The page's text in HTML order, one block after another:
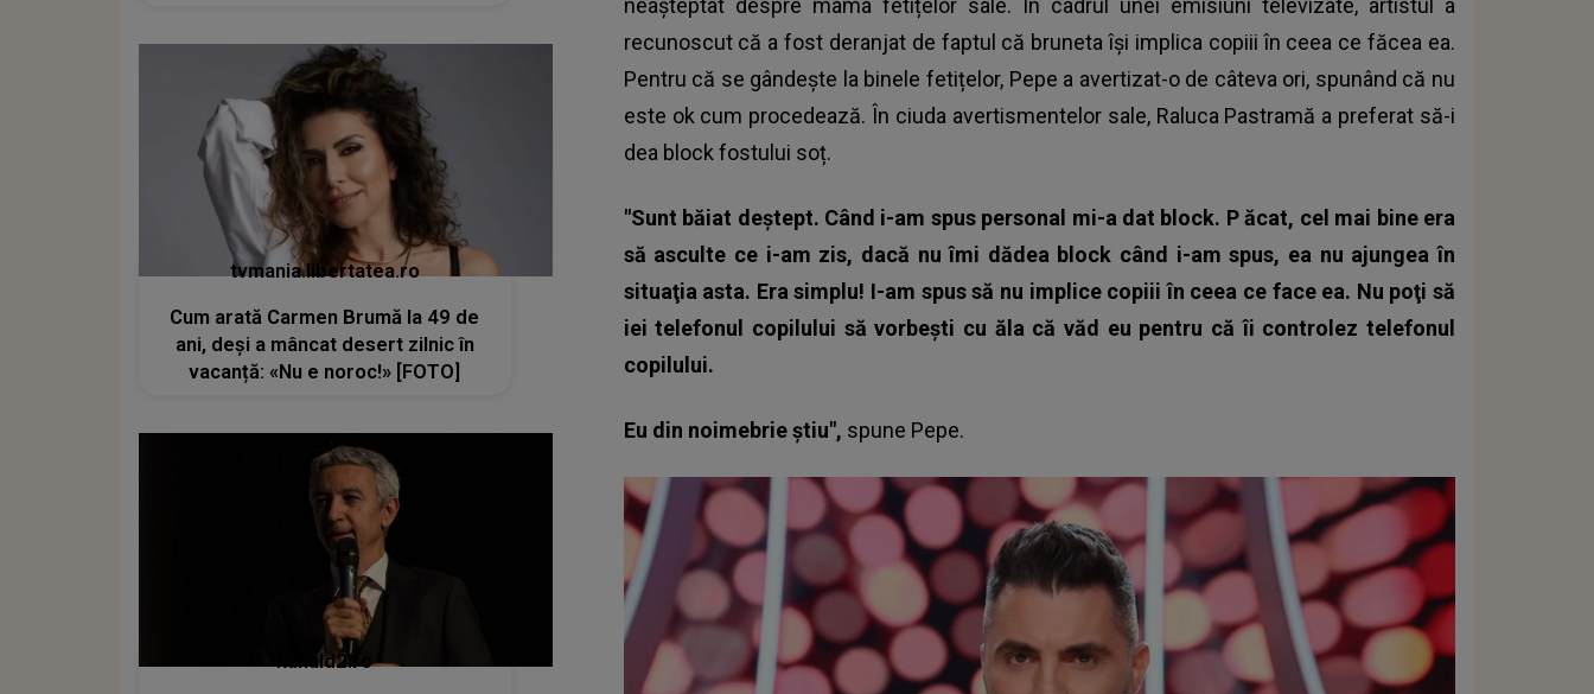
recunoscut că a fost deranjat de faptul că bruneta își implica copiii în ceea ce făcea ea.
Pentru că se gândește la binele fetițelor, Pepe a avertizat-o de câteva ori, spunând că nu
este ok cum procedează. În ciuda avertismentelor sale, Raluca Pastramă a preferat să-i
dea block fostului soț.
"Sunt băiat deştept. Când i-am spus personal mi-a dat block. Păcat, cel mai bine era
să asculte ce i-am zis, dacă nu îmi dădea block când i-am spus, ea nu ajungea în
situaţia asta. Era simplu! I-am spus să nu implice copiii în ceea ce face ea. Nu poţi să
iei telefonul copilului să vorbeşti cu ăla că văd eu pentru că îi controlez telefonul
copilului.
Eu din noimebrie ştiu", spune Pepe.
tvmania.libertatea.ro
Cum arată Carmen Brumă la 49 de
ani, deși a mâncat desert zilnic în
vacanță: «Nu e noroc!» [FOTO]
kanald2.ro